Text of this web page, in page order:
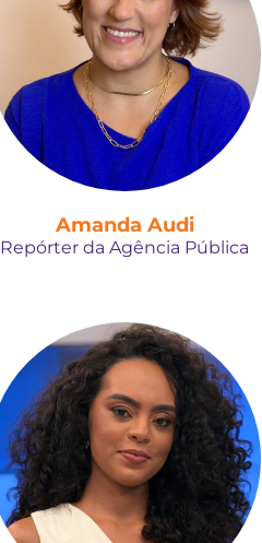
Amanda Audi
Repórter da Agência Pública